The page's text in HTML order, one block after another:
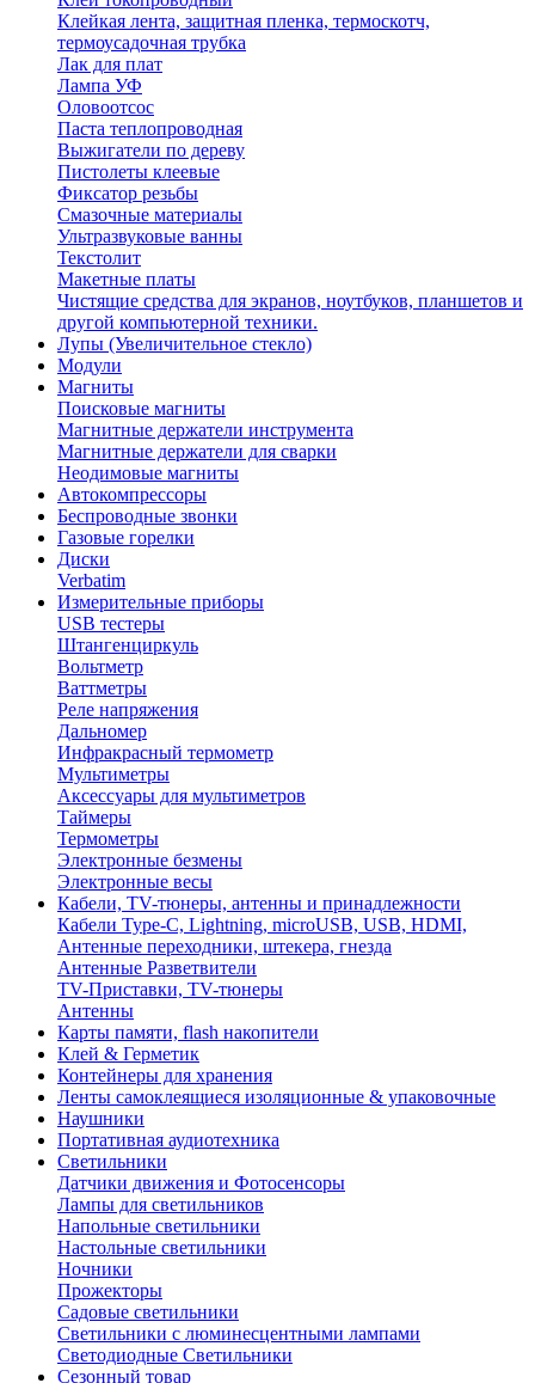
Клейкая лента, защитная пленка, термоскотч,
термоусадочная трубка
Лак для плат
Лампа УФ
Оловоотсос
Паста теплопроводная
Выжигатели по дереву
Пистолеты клеевые
Фиксатор резьбы
Смазочные материалы
Ультразвуковые ванны
Текстолит
Макетные платы
Чистящие средства для экранов, ноутбуков, планшетов и
другой компьютерной техники.
Лупы (Увеличительное стекло)
Модули
Магниты
Поисковые магниты
Магнитные держатели инструмента
Магнитные держатели для сварки
Неодимовые магниты
Автокомпрессоры
Беспроводные звонки
Газовые горелки
Диски
Verbatim
Измерительные приборы
USB тестеры
Штангенциркуль
Вольтметр
Ваттметры
Реле напряжения
Дальномер
Инфракрасный термометр
Мультиметры
Аксессуары для мультиметров
Таймеры
Термометры
Электронные безмены
Электронные весы
Кабели, TV-тюнеры, антенны и принадлежности
Кабели Type-C, Lightning, microUSB, USB, HDMI,
Антенные переходники, штекера, гнезда
Антенные Разветвители
TV-Приставки, TV-тюнеры
Антенны
Карты памяти, flash накопители
Клей & Герметик
Контейнеры для хранения
Ленты самоклеящиеся изоляционные & упаковочные
Наушники
Портативная аудиотехника
Светильники
Датчики движения и Фотосенсоры
Лампы для светильников
Напольные светильники
Настольные светильники
Ночники
Прожекторы
Садовые светильники
Светильники с люминесцентными лампами
Светодиодные Светильники
Сезонный товар